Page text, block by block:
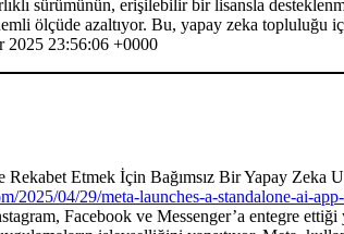
sürümünün, erişilebilir bir lisansla
ölçüde azaltıyor. Bu, yapay zeka topluluğu
2025 23:56:06 +0000
Etmek İçin Bağımsız Bir Yapay Zeka
2025/04/29/meta-launches-a-standalone-ai-
Facebook ve Messenger’a entegre ettiği